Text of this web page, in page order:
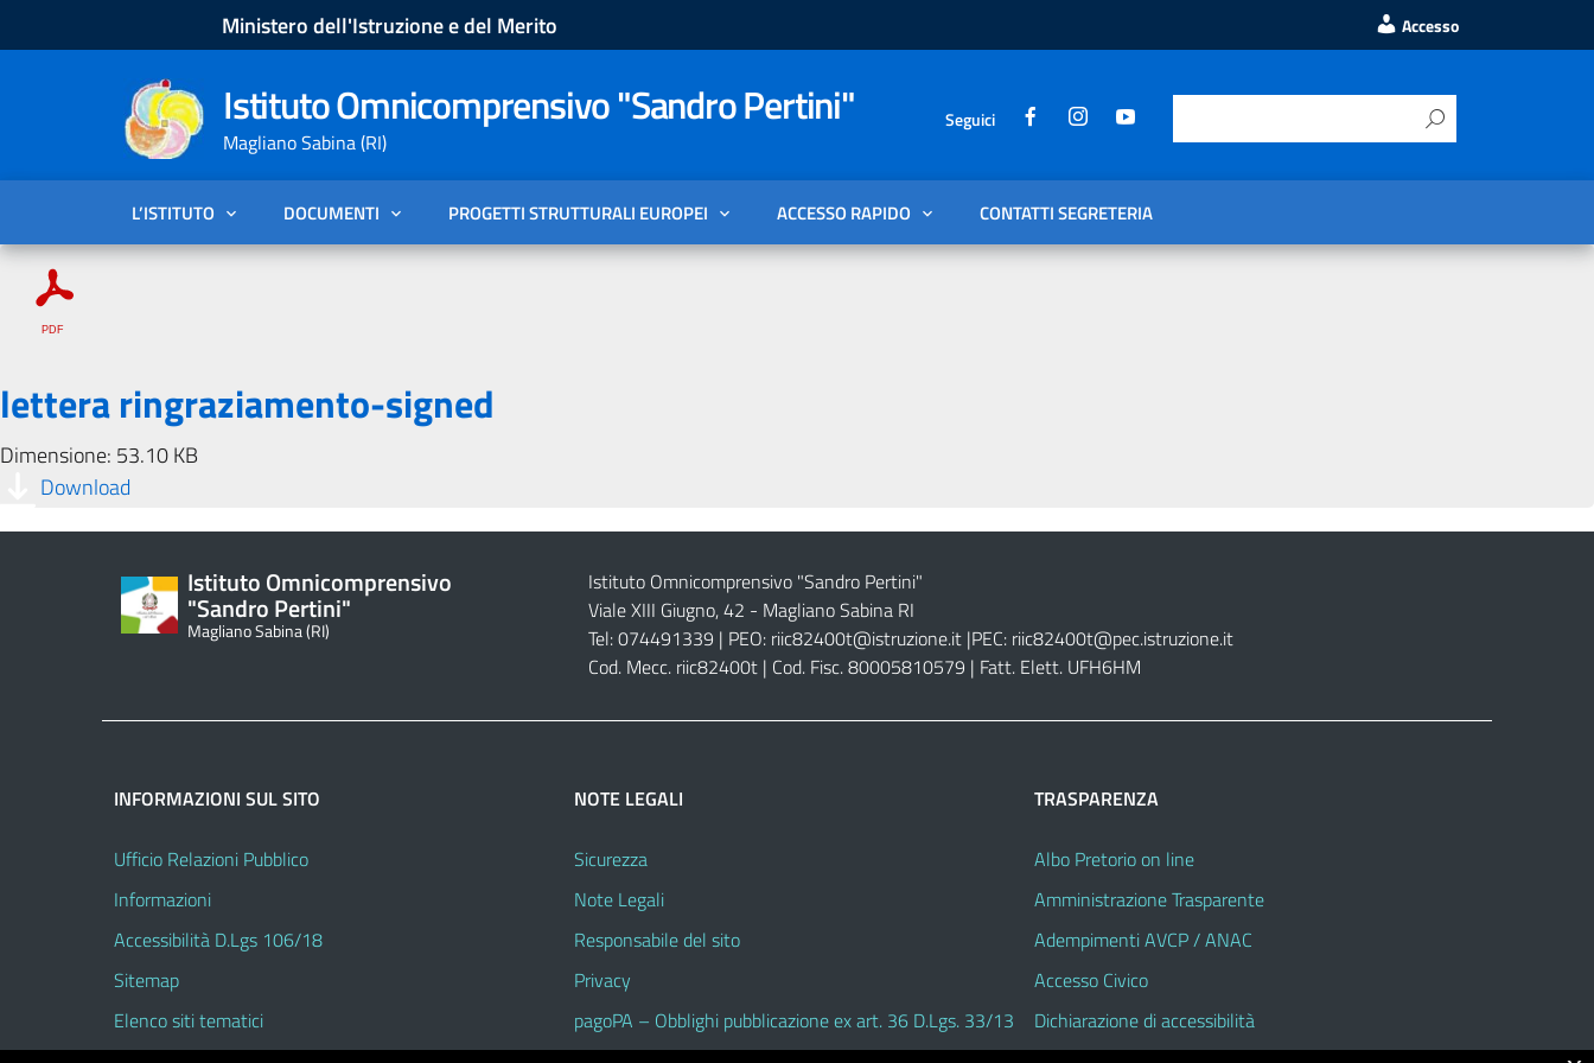
Ministero dell'Istruzione e del Merito Accesso
Istituto Omnicomprensivo "Sandro Pertini"
Magliano Sabina (RI)
Seguici
L’ISTITUTO DOCUMENTI PROGETTI STRUTTURALI EUROPEI ACCESSO RAPIDO CONTATTI SEGRETERIA
lettera ringraziamento-signed
Dimensione: 53.10 KB
Download
Istituto Omnicomprensivo
"Sandro Pertini"
Magliano Sabina (RI)
Istituto Omnicomprensivo "Sandro Pertini"
Viale XIII Giugno, 42 - Magliano Sabina RI
Tel: 074491339 | PEO: riic82400t@istruzione.it |PEC: riic82400t@pec.istruzione.it
Cod. Mecc. riic82400t | Cod. Fisc. 80005810579 | Fatt. Elett. UFH6HM
INFORMAZIONI SUL SITO
Ufficio Relazioni Pubblico
Informazioni
Accessibilità D.Lgs 106/18
Sitemap
Elenco siti tematici
NOTE LEGALI
Sicurezza
Note Legali
Responsabile del sito
Privacy
pagoPA – Obblighi pubblicazione ex art. 36 D.Lgs. 33/13
TRASPARENZA
Albo Pretorio on line
Amministrazione Trasparente
Adempimenti AVCP / ANAC
Accesso Civico
Dichiarazione di accessibilità